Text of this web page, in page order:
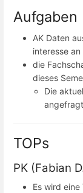
Aufgaben
AK Daten
interesse
die
dieses
Die
angefragt
TOPs
PK (Fabian
Es wird